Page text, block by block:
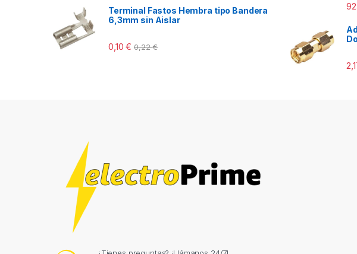
Terminal Fastos Hembra tipo Bandera
6,3mm sin Aislar
0,10€ 0,22€